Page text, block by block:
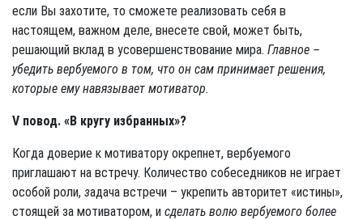
если Вы захотите, то сможете реализовать себя в
настоящем, важном деле, вне­сете свой, может быть,
решающий вклад в усовершенствование мира. Главное –
убедить вербуемого в том, что он сам принимает решения,
которые ему навязывает мотиватор.
V повод. «В кругу избранных»?
Когда доверие к мотиватору окрепнет, вербуемого
приглашают на встречу. Количество собеседников не играет
особой роли, задача встречи – укрепить авторитет «истины»,
стоящей за мотиватором, и сделать волю вербуемого более